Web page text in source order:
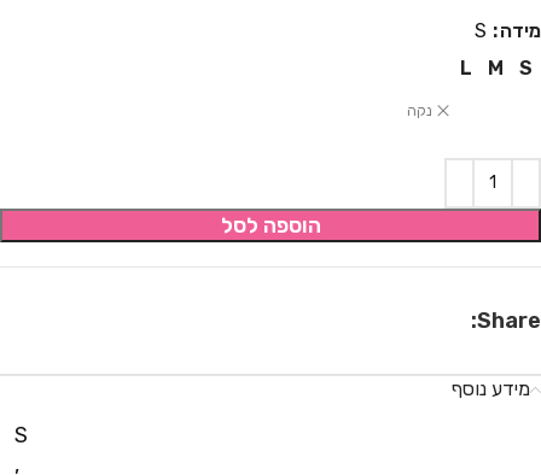
מידה
S
S
M
L
נקה
הוספה לסל
Share:
מידע נוסף
S
,